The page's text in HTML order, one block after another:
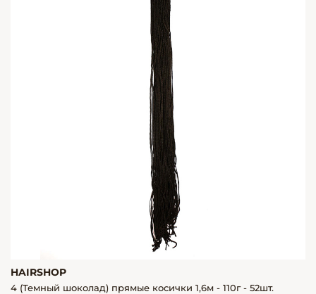
HAIRSHOP
4 (Темный шоколад) прямые косички 1,6м - 110г - 52шт.